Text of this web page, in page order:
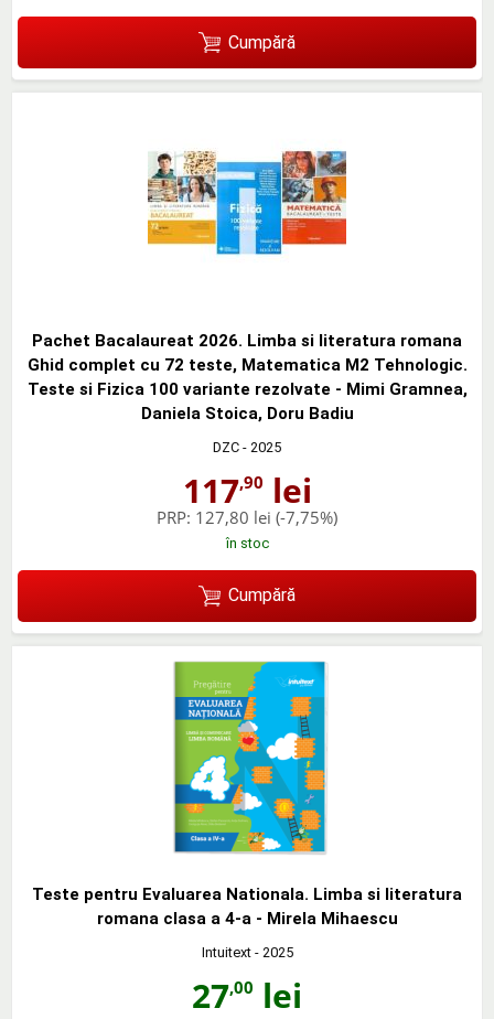
Cumpără
Pachet Bacalaureat 2026. Limba si literatura romana
Ghid complet cu 72 teste, Matematica M2 Tehnologic.
Teste si Fizica 100 variante rezolvate - Mimi Gramnea,
Daniela Stoica, Doru Badiu
DZC - 2025
117,90 lei
PRP: 127,80 lei (-7,75%)
în stoc
Cumpără
Teste pentru Evaluarea Nationala. Limba si literatura
romana clasa a 4-a - Mirela Mihaescu
Intuitext- 2025
27,00 lei